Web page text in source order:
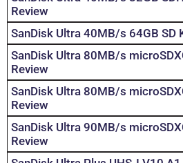
Review
SanDisk Ultra 40MB/s 64GB SD
SanDisk Ultra 80MB/s
Review
SanDisk Ultra 80MB/s
Review
SanDisk Ultra 90MB/s
Review